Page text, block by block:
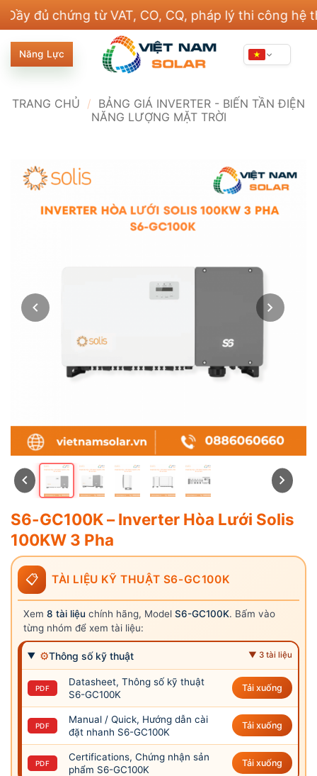
Bỏ
nội
dung
chứng từ VAT, CO, CQ, pháp lý thi công hệ thống
Năng Lực
TRANG CHỦ / BẢNG GIÁ INVERTER - BIẾN TẦN ĐIỆN
NĂNG LƯỢNG MẶT TRỜI
S6-GC100K – Inverter Hòa Lưới Solis
100KW 3 Pha
📋 TÀI LIỆU KỸ THUẬT S6-GC100K
Xem 8 tài liệu chính hãng, Model S6-GC100K. Bấm vào
từng nhóm để xem tài liệu:
⚙Thông số kỹ thuật ▼ 3 tài liệu
PDF
Datasheet, Thông số kỹ thuật
S6-GC100K
Tải xuống
PDF
Manual / Quick, Hướng dẫn cài
đặt nhanh S6-GC100K
Tải xuống
PDF
Certifications, Chứng nhận sản
phẩm S6-GC100K
Tải xuống